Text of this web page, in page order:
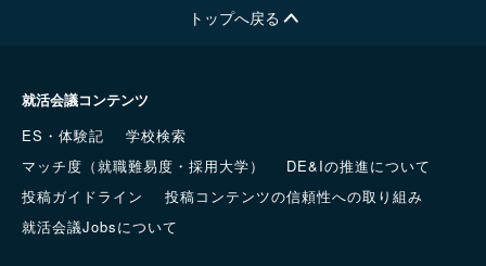
トップへ戻る
就活会議コンテンツ
ES・体験記
学校検索
マッチ度（就職難易度・採用大学）
DE&Iの推進について
投稿ガイドライン
投稿コンテンツの信頼性への取り組み
就活会議Jobsについて